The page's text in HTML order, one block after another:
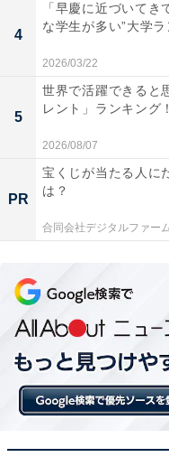
View
4
「早慶に近づいてき
な学生が多い”大学
2026/03/22
5
世界で活躍できると
レント」ランキング
2026/08/07
PR
宝くじが当たる人に
は？
合同会社デジタルファー